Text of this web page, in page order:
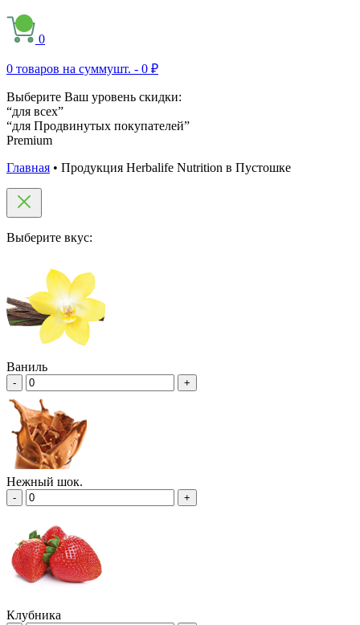
0
0 товаров на суммушт. - 0 ₽
Выберите Ваш уровень скидки:
“для всех”
“для Продвинутых покупателей”
Premium
Главная • Продукция Herbalife Nutrition в Пустошке
Выберите вкус:
Ваниль
- +
Нежный шок.
- +
Клубника